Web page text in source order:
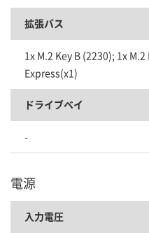
拡張バス
1x M.2 Key B (2230); 1x M.2
Express(x1)
ドライブベイ
-
電源
入力電圧